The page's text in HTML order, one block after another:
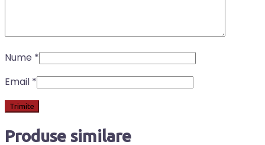
Nume *
Email *
Produse similare